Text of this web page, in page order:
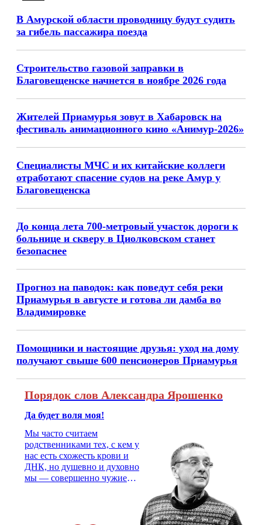
В Амурской области проводницу будут судить
за гибель пассажира поезда
Строительство газовой заправки в
Благовещенске начнется в ноябре 2026 года
Жителей Приамурья зовут в Хабаровск на
фестиваль анимационного кино «Анимур-2026»
Специалисты МЧС и их китайские коллеги
отработают спасение судов на реке Амур у
Благовещенска
До конца лета 700-метровый участок дороги к
больнице и скверу в Циолковском станет
безопаснее
Прогноз на паводок: как поведут себя реки
Приамурья в августе и готова ли дамба во
Владимировке
Помощники и настоящие друзья: уход на дому
получают свыше 600 пенсионеров Приамурья
Порядок слов Александра Ярошенко
Да будет воля моя!
Мы часто считаем
родственниками тех, с кем у
нас есть схожесть крови и
ДНК, но душевно и духовно
мы — совершенно чужие
три, не меньше. Как не